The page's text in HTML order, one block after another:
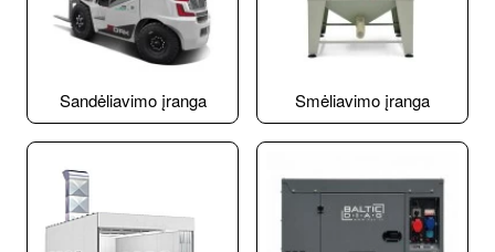
Sandėliavimo įranga Smėliavimo įranga